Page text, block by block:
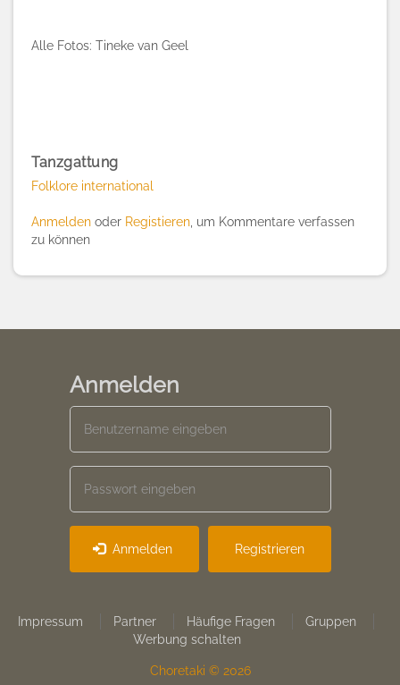
Alle Fotos: Tineke van Geel
Tanzgattung
Folklore international
Anmelden oder Registieren , um Kommentare verfassen
zu können
Anmelden
Anmelden Registrieren
Footer
Impressum Partner Häufige Fragen
Gruppen
Werbung schalten
Choretaki © 2026